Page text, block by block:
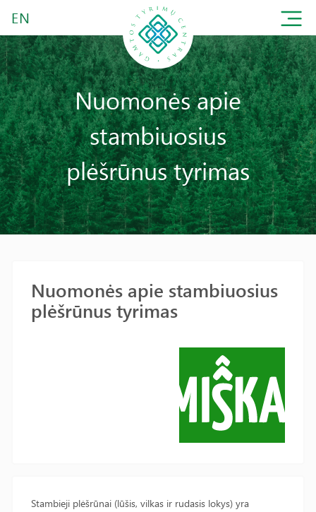
EN
Nuomonės apie
stambiuosius
plėšrūnus tyrimas
Nuomonės apie stambiuosius
plėšrūnus tyrimas
Stambieji plėšrūnai (lūšis, vilkas ir rudasis lokys) yra